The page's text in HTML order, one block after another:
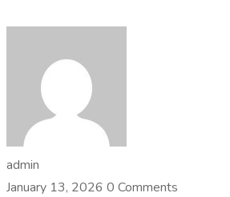
admin
January 13, 2026 0 Comments